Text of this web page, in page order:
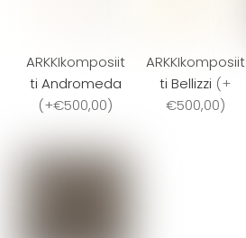
ARKKIkomposiit
ti Andromeda
(+€500,00)
ARKKIkomposiit
ti Bellizzi (+
€500,00)